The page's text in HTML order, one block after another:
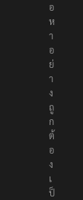
อ
ห
า
อ
ย่
า
ง
ถู
ก
ต้
อ
ง
เ
ป็